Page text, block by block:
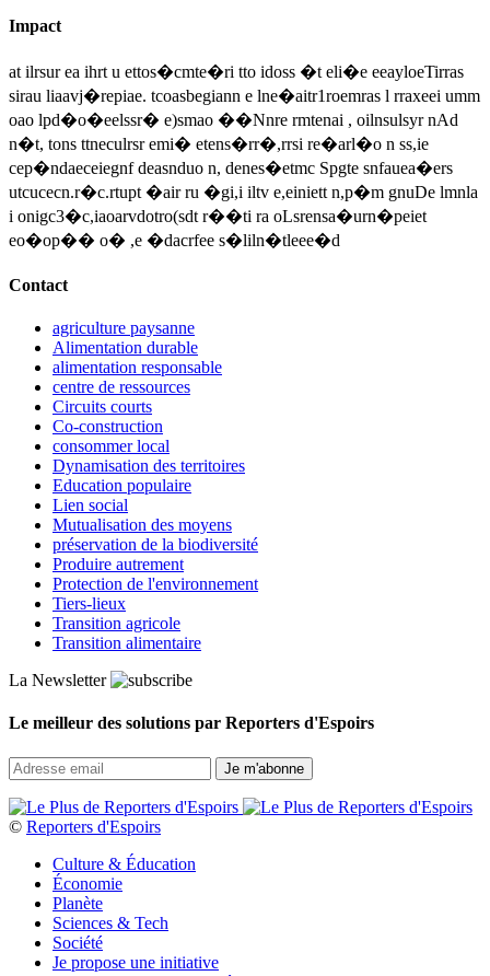
Impact
at ilrsur ea ihrt u ettos�cmte�ri tto idoss �t eli�e eeayloeTirras
sirau liaavj�repiae. tcoasbegiann e lne�aitr1roemras l rraxeei umm
oao lpd�o�eelssr� e)smao ��Nnre rmtenai , oilnsulsyr nAd
n�t, tons ttneculrsr emi� etens�rr�,rrsi re�arl�o n ss,ie
cep�ndaeceiegnf deasnduo n, denes�etmc Spgte snfauea�ers
utcucecn.r�c.rtupt �air ru �gi,i iltv e,einiett n,p�m gnuDe lmnla
i onigc3�c,iaoarvdotro(sdt r��ti ra oLsrensa�urn�peiet
eo�op�� o� ,e �dacrfee s�liln�tleee�d
Contact
agriculture paysanne
Alimentation durable
alimentation responsable
centre de ressources
Circuits courts
Co-construction
consommer local
Dynamisation des territoires
Education populaire
Lien social
Mutualisation des moyens
préservation de la biodiversité
Produire autrement
Protection de l'environnement
Tiers-lieux
Transition agricole
Transition alimentaire
La Newsletter
Le meilleur des solutions par Reporters d'Espoirs
© Reporters d'Espoirs
Culture & Éducation
Économie
Planète
Sciences & Tech
Société
Je propose une initiative